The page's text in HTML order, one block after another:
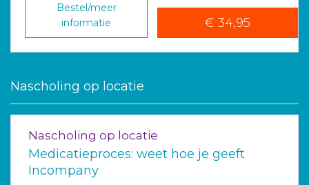
Bestel/meer
informatie
€ 34,95
Nascholing op locatie
Nascholing op locatie
Medicatieproces: weet hoe je geeft
Incompany